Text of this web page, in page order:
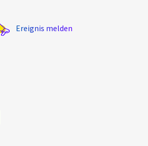
Ereignis melden